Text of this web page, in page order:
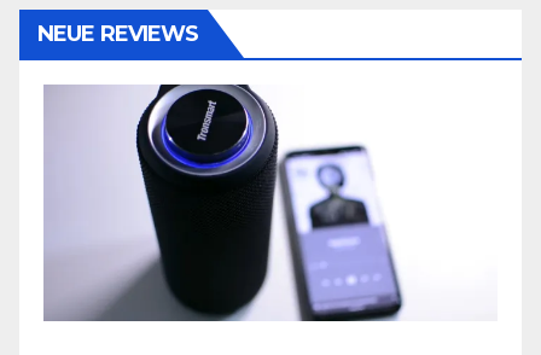
NEUE REVIEWS